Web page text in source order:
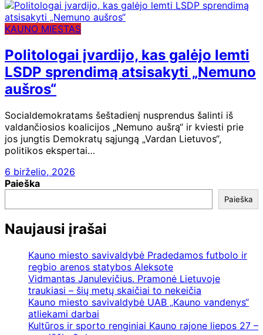
KAUNO MIESTAS
Politologai įvardijo, kas galėjo lemti
LSDP sprendimą atsisakyti „Nemuno
aušros“
Socialdemokratams šeštadienį nusprendus šalinti iš
valdančiosios koalicijos „Nemuno aušrą“ ir kviesti prie
jos jungtis Demokratų sąjungą „Vardan Lietuvos“,
politikos ekspertai…
6 birželio, 2026
Paieška
Paieška
Naujausi įrašai
Kauno miesto savivaldybė Pradedamos futbolo ir
regbio arenos statybos Aleksote
Vidmantas Janulevičius. Pramonė Lietuvoje
traukiasi – šių metų skaičiai to nekeičia
Kauno miesto savivaldybė UAB „Kauno vandenys“
atliekami darbai
Kultūros ir sporto renginiai Kauno rajone liepos 27 –